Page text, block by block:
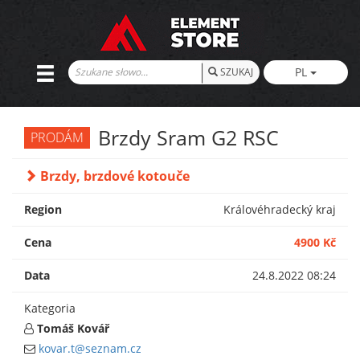
SZUKAJ PL
PRODÁM Brzdy Sram G2 RSC
Brzdy, brzdové kotouče
Region Královéhradecký kraj
Cena 4900 Kč
Data 24.8.2022 08:24
Kategoria
Tomáš Kovář
kovar.t@seznam.cz